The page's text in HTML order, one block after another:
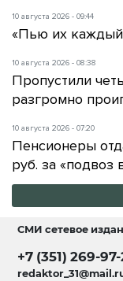
10 августа 2026 - 09:44
«Пью их каждый
10 августа 2026 - 08:38
Пропустили
разгромно
10 августа 2026 - 07:20
Пенсионеры
руб. за «подвоз
СМИ сетевое
+7 (351) 269-